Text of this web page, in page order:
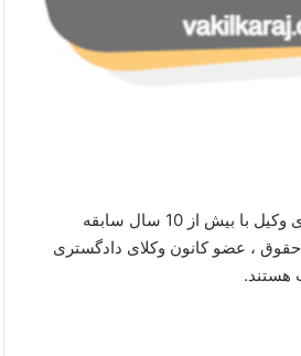
جناب آقای وکیل با بیش از 10 سال سابقه
ارشد حقوق ، عضو کانون وکلای دادگستری
هستند.